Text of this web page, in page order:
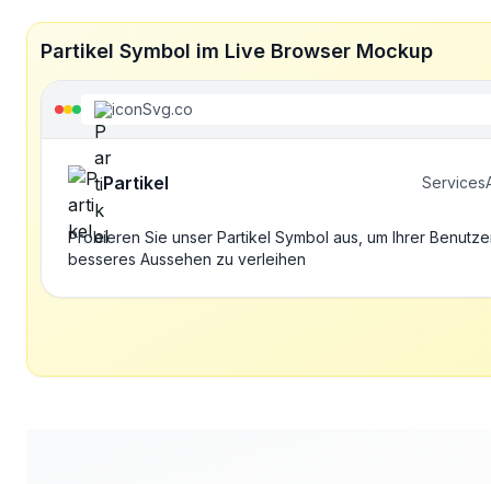
Partikel Symbol im Live Browser Mockup
iconSvg.co
Partikel Services
Probieren Sie unser Partikel Symbol aus, um Ihrer
besseres Aussehen zu verleihen